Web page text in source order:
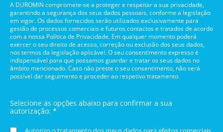
A DUROMIN compromete-se a proteger e respeitar a sua privacidade,
garantindo a segurança dos seus dados pessoais, conforme a legislação
em vigor. Os dados fornecidos serão utilizados exclusivamente para
gestão de processos comerciais e futuros contactos e tratados de acordo
com a nossa Política de Privacidade. Em qualquer momento poderá
exercer o seu direito de acesso, correção ou exclusão dos seus dados,
nos termos da legislação aplicável. O seu consentimento expresso é
indispensável para que possamos guardar e tratar os seus dados no
âmbito mencionado. Caso não preste o seu consentimento, não será
possível dar seguimento e proceder ao respetivo tratamento.
Selecione as opções abaixo para confirmar a sua
autorização: *